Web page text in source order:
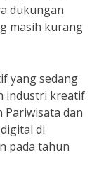
dukungan
masih kurang
yang sedang
industri kreatif
dan
di
pada tahun